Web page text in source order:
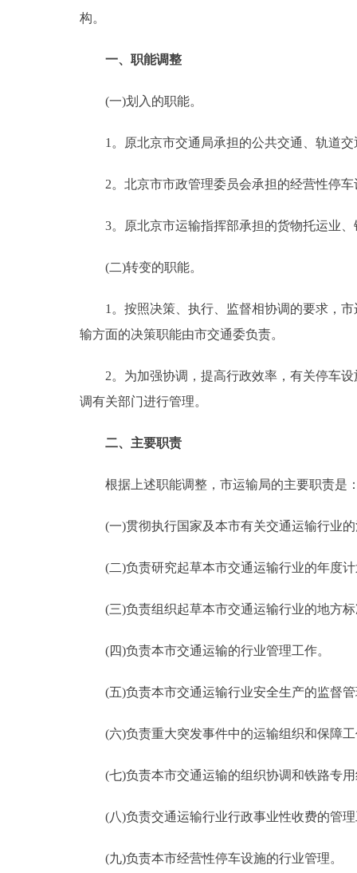
ESPAÑOL
构。
一、职能调整
(一)划入的职能。
1。原北京市交通局承担的公共交通、轨道交
2。北京市市政管理委员会承担的经营性停车
3。原北京市运输指挥部承担的货物托运业、
(二)转变的职能。
1。按照决策、执行、监督相协调的要求，市
输方面的决策职能由市交通委负责。
2。为加强协调，提高行政效率，有关停车设
调有关部门进行管理。
二、主要职责
根据上述职能调整，市运输局的主要职责是
(一)贯彻执行国家及本市有关交通运输行业的
(二)负责研究起草本市交通运输行业的年度计
(三)负责组织起草本市交通运输行业的地方标
(四)负责本市交通运输的行业管理工作。
(五)负责本市交通运输行业安全生产的监督管
(六)负责重大突发事件中的运输组织和保障工
(七)负责本市交通运输的组织协调和铁路专用
(八)负责交通运输行业行政事业性收费的管理
(九)负责本市经营性停车设施的行业管理。